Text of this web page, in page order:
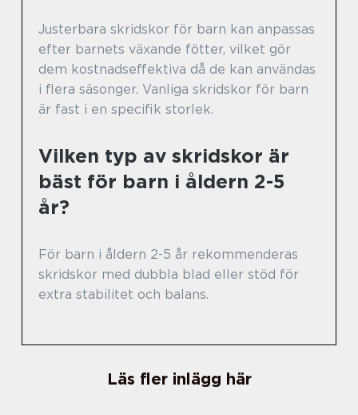
Justerbara skridskor för barn kan anpassas
efter barnets växande fötter, vilket gör
dem kostnadseffektiva då de kan användas
i flera säsonger. Vanliga skridskor för barn
är fast i en specifik storlek.
Vilken typ av skridskor är
bäst för barn i åldern 2-5
år?
För barn i åldern 2-5 år rekommenderas
skridskor med dubbla blad eller stöd för
extra stabilitet och balans.
Läs fler inlägg här